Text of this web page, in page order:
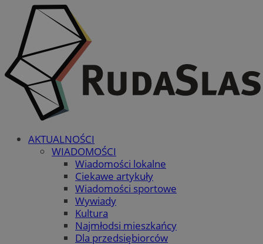
AKTUALNOŚCI
WIADOMOŚCI
Wiadomości lokalne
Ciekawe artykuły
Wiadomości sportowe
Wywiady
Kultura
Najmłodsi mieszkańcy
Dla przedsiębiorców